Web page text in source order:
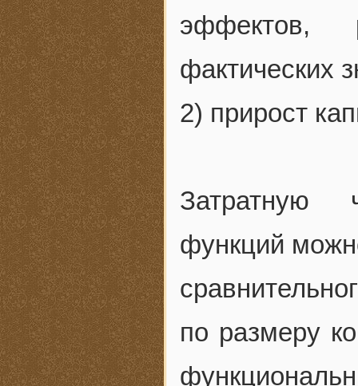
эффектов,
фактических
2) прирост
Затратную
функций
по размеру